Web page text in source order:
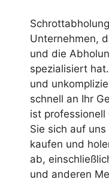
Unternehmen,
und die
spezialisiert
und
schnell an Ihr
ist professionell
Sie sich auf
kaufen und
ab,
und anderen